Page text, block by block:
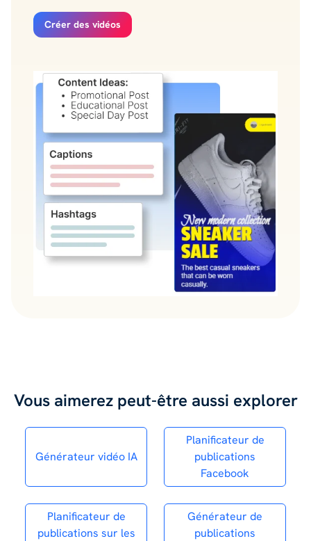
Créer des vidéos
Vous aimerez peut-être aussi explorer
Générateur vidéo IA
Planificateur de
publications
Facebook
Planificateur de
publications sur les
Générateur de
publications